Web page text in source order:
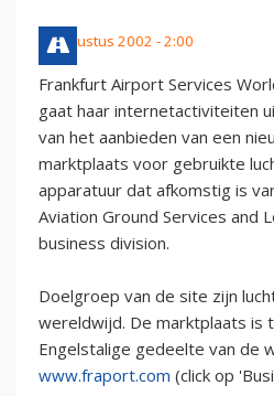
9 augustus 2002 - 2:00
Frankfurt Airport Services
gaat haar internetactiviteiten
van het aanbieden van een
marktplaats voor gebruikte
apparatuur dat afkomstig is
Aviation Ground Services and
business division.
Doelgroep van de site zijn
wereldwijd. De marktplaats is
Engelstalige gedeelte van de
www.fraport.com (click op